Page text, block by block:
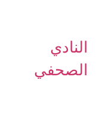
النادي
الصحفي